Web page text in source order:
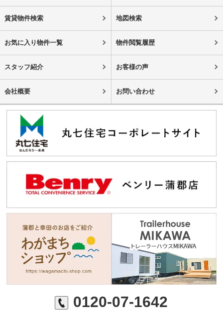
賃貸物件検索 地図検索
お気に入り物件一覧 物件閲覧履歴
スタッフ紹介 お客様の声
会社概要 お問い合わせ
0120-07-1642